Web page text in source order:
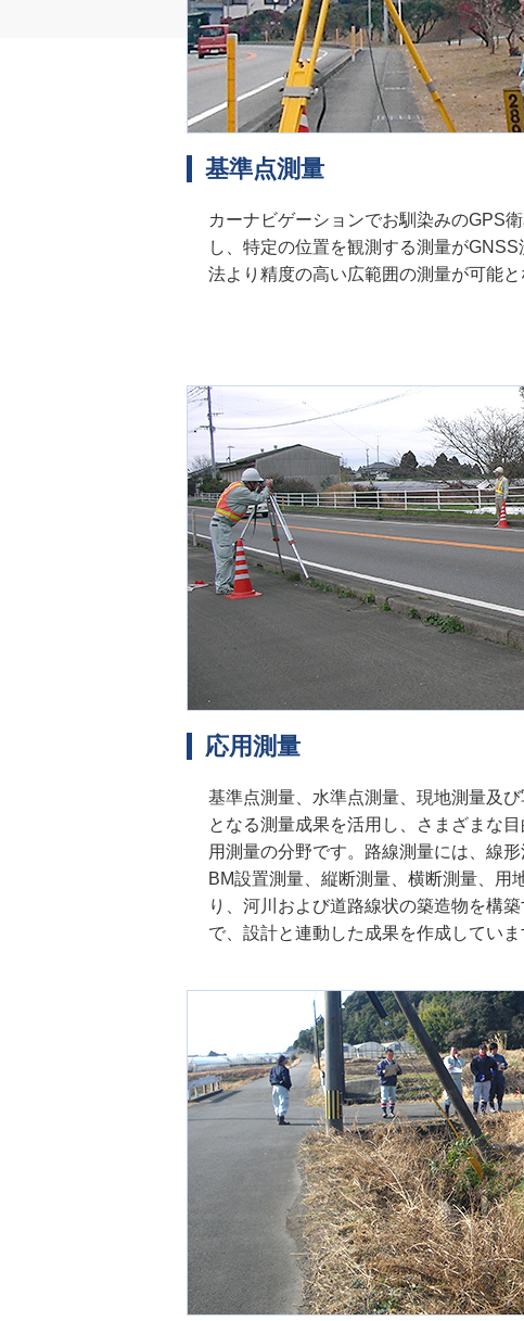
基準点測量
カーナビゲーションでお馴染みのGPS
し、特定の位置を観測する測量が
法より精度の高い広範囲の測量が可能と
応用測量
基準点測量、水準点測量、現地測量及
となる測量成果を活用し、さまざまな
用測量の分野です。路線測量には、線
BM設置測量、縦断測量、横断測量、用
り、河川および道路線状の築造物を構
で、設計と連動した成果を作成していま